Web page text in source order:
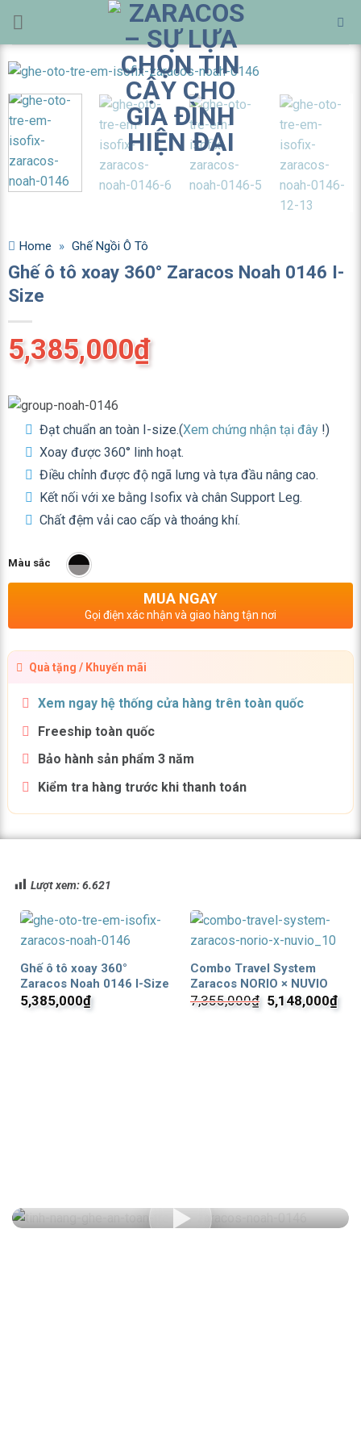
qua
nội
dung
Home » Ghế Ngồi Ô Tô
Ghế ô tô xoay 360° Zaracos Noah 0146 I-
Size
5,385,000₫
Đạt chuẩn an toàn I-size.(Xem chứng nhận tại đây!)
Xoay được 360° linh hoạt.
Điều chỉnh được độ ngã lưng và tựa đầu nâng cao.
Kết nối với xe bằng Isofix và chân Support Leg.
Chất đệm vải cao cấp và thoáng khí.
Màu sắc
MUA NGAY
Gọi điện xác nhận và giao hàng tận nơi
Quà tặng / Khuyến mãi
Xem ngay hệ thống cửa hàng trên toàn quốc
Freeship toàn quốc
Bảo hành sản phẩm 3 năm
Kiểm tra hàng trước khi thanh toán
Lượt xem:6.621
Ghế ô tô xoay 360°
Zaracos Noah 0146 I-Size
5,385,000₫
Combo Travel System
Zaracos NORIO × NUVIO
7,355,000₫ Giá
5,148,000₫Giá